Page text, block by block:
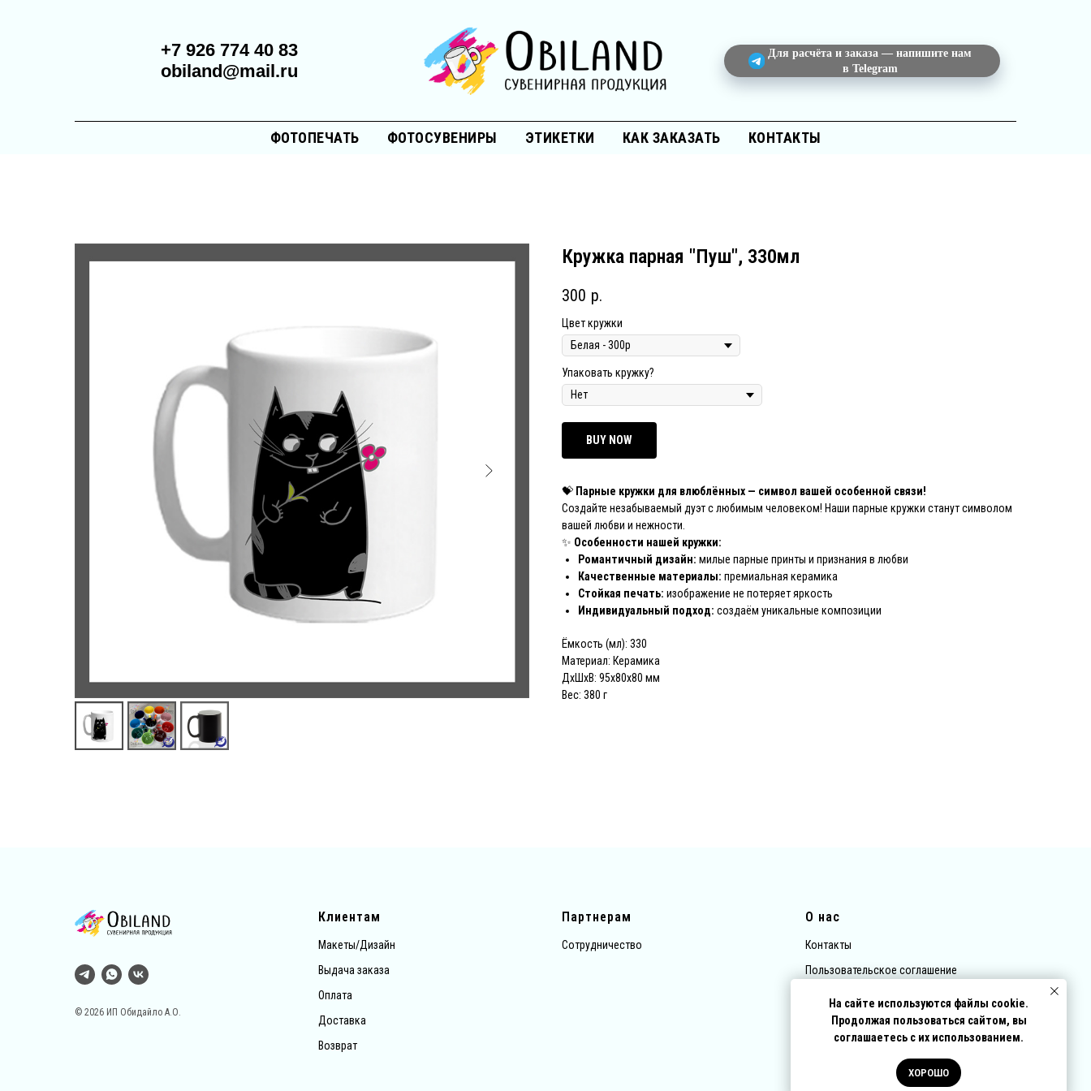
+7 926 774 40 83
obiland@mail.ru
Для расчёта и заказа — напишите нам
в Telegram
ФОТОПЕЧАТЬ ФОТОСУВЕНИРЫ ЭТИКЕТКИ КАК ЗАКАЗАТЬ КОНТАКТЫ
На сайте используются файлы cookie.
Продолжая пользоваться сайтом, вы
соглашаетесь с их использованием.
ХОРОШО
Кружка парная "Пуш", 330мл
300 р.
Цвет кружки
Упаковать кружку?
BUY NOW
💝 Парные кружки для влюблённых — символ вашей особенной связи!
Создайте незабываемый дуэт с любимым человеком! Наши парные кружки станут символом
вашей любви и нежности.
✨ Особенности нашей кружки:
Романтичный дизайн: милые парные принты и признания в любви
Качественные материалы: премиальная керамика
Стойкая печать: изображение не потеряет яркость
Индивидуальный подход: создаём уникальные композиции
Ёмкость (мл): 330
Материал: Керамика
ДxШxВ: 95x80x80 мм
Вес: 380 г
© 2026 ИП Обидайло А.О.
Клиентам
Макеты/Дизайн
Выдача заказа
Оплата
Доставка
Возврат
Партнерам
Сотрудничество
О нас
Контакты
Пользовательское соглашение
Договор-оферта